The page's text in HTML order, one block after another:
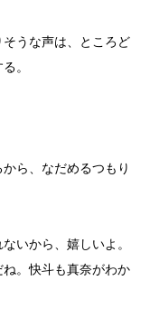
うな声は、ところど
。
ら、なだめるつもり
いから、嬉しいよ。
。快斗も真奈がわか